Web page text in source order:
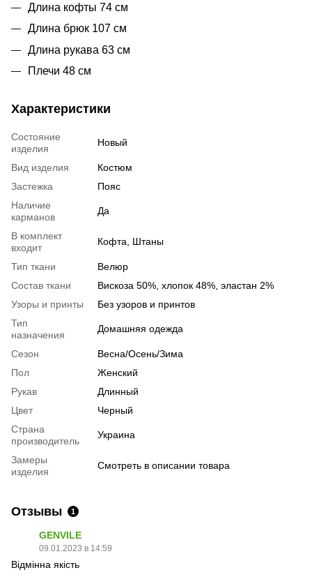
Длина кофты 74 см
Длина брюк 107 см
Длина рукава 63 см
Плечи 48 см
Характеристики
Состояние
изделия
Новый
Вид изделия
Костюм
Застежка
Пояс
Наличие
карманов
Да
В комплект
входит
Кофта, Штаны
Тип ткани
Велюр
Состав ткани
Вискоза 50%, хлопок 48%, эластан 2%
Узоры и принты
Без узоров и принтов
Тип
назначения
Домашняя одежда
Сезон
Весна/Осень/Зима
Пол
Женский
Рукав
Длинный
Цвет
Черный
Страна
производитель
Украина
Замеры
изделия
Смотреть в описании товара
Отзывы 1
GENVILE
09.01.2023 в 14:59
Відмінна якість